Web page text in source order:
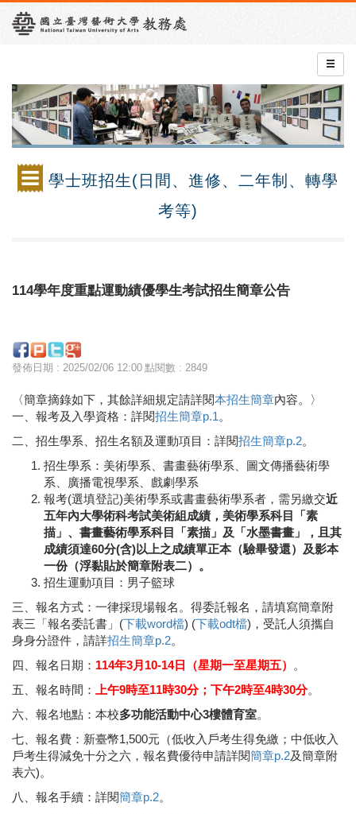
學士班招生(日間、進修、二年制、轉學
考等)
114學年度重點運動績優學生考試招生簡章公告
發佈日期 : 2025/02/06 12:00 點閱數 : 2849
〈簡章摘錄如下，其餘詳細規定請詳閱本招生簡章內容。〉
一、報考及入學資格：詳閱招生簡章p.1。
二、招生學系、招生名額及運動項目：詳閱招生簡章p.2。
招生學系：美術學系、書畫藝術學系、圖文傳播藝術學
系、廣播電視學系、戲劇學系
報考(選填登記)美術學系或書畫藝術學系者，需另繳交近
五年內大學術科考試美術組成績，美術學系科目「素
描」、書畫藝術學系科目「素描」及「水墨書畫」，且其
成績須達60分(含)以上之成績單正本（驗畢發還）及影本
一份（浮黏貼於簡章附表二）。
招生運動項目：男子籃球
三、報名方式：一律採現場報名。得委託報名，請填寫簡章附
表三「報名委託書」(下載word檔) (下載odt檔)，受託人須攜自
身身分證件，請詳招生簡章p.2。
四、報名日期： 114年3月10-14日（星期一至星期五）
。
五、報名時間：
上午9時至11時30分；下午2時至4時30分。
六、報名地點：本校多功能活動中心3樓體育室。
七、報名費：新臺幣1,500元（低收入戶考生得免繳；中低收入
戶考生得減免十分之六，報名費優待申請詳閱簡章p.2及簡章附
表六)。
八、報名手續：詳閱簡章p.2。